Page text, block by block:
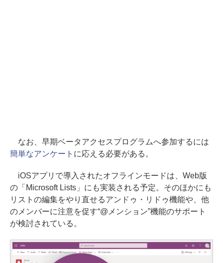
なお、早期ベータアクセスプログラムへ参加するには
簡単なアンケート に応える必要がある。
iOSアプリで導入されたオフラインモードは、Web版
の「Microsoft Lists」にも実装される予定。そのほかにも
リストの編集をやり直せるアンドゥ・リドゥ機能や、他
のメンバーに注意を促す“@メンション”機能のサポート
が検討されている。